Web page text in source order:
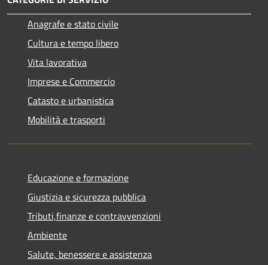
Anagrafe e stato civile
Cultura e tempo libero
Vita lavorativa
Imprese e Commercio
Catasto e urbanistica
Mobilità e trasporti
Educazione e formazione
Giustizia e sicurezza pubblica
Tributi,finanze e contravvenzioni
Ambiente
Salute, benessere e assistenza